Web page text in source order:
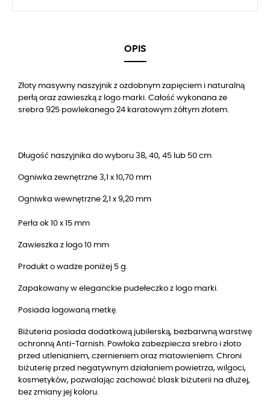
OPIS
Złoty masywny naszyjnik z ozdobnym zapięciem i naturalną
perłą oraz zawieszką z logo marki. Całość wykonana ze
srebra 925 powlekanego 24 karatowym żółtym złotem.
Długość naszyjnika do wyboru 38, 40, 45 lub 50 cm
Ogniwka zewnętrzne 3,1 x 10,70 mm
Ogniwka wewnętrzne 2,1 x 9,20 mm
Perła ok 10 x 15 mm
Zawieszka z logo 10 mm
Produkt o wadze poniżej 5 g.
Zapakowany w eleganckie pudełeczko z logo marki.
Posiada logowaną metkę.
Biżuteria posiada dodatkową jubilerską, bezbarwną warstwę
ochronną Anti-Tarnish. Powłoka zabezpiecza srebro i złoto
przed utlenianiem, czernieniem oraz matowieniem. Chroni
biżuterię przed negatywnym działaniem powietrza, wilgoci,
kosmetyków, pozwalając zachować blask biżuterii na dłużej,
bez zmiany jej koloru.